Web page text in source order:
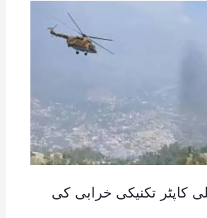
17 ہیلی کاپٹر تکنیکی خرابی کی